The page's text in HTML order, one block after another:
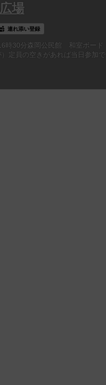
場
連れ添い登録
時30分森岡公民館 和室ボード
定員の空きがあれば当日参加で